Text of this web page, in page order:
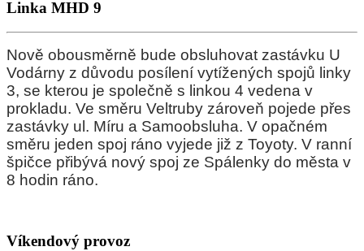
Linka MHD 9
Nově obousměrně bude obsluhovat zastávku U
Vodárny z důvodu posílení vytížených spojů linky
3, se kterou je společně s linkou 4 vedena v
prokladu. Ve směru Veltruby zároveň pojede přes
zastávky ul. Míru a Samoobsluha. V opačném
směru jeden spoj ráno vyjede již z Toyoty. V ranní
špičce přibývá nový spoj ze Spálenky do města v
8 hodin ráno.
Víkendový provoz